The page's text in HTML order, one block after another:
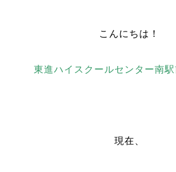
こんにちは！
東進ハイスクールセンター南駅
現在、